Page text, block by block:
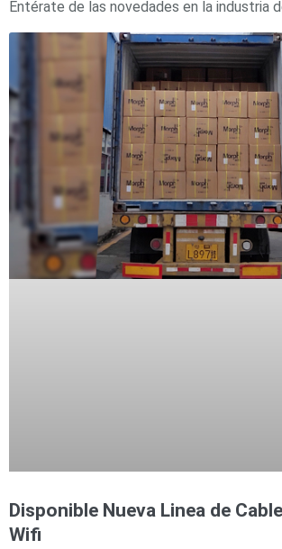
AccesoriosBody
(Portátiles)Cámaras
Móviles
Dash
Cams
Videoporteros
e
Interfonos
AccesoriosIntercomunicadores
Analógicos Videoporteros
Entérate de las novedades en la industria
Disponible Nueva Linea de
Wifi